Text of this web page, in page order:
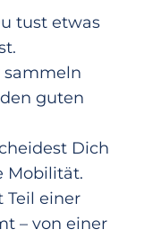
tust etwas
sammeln
guten
Dich
Mobilität.
Teil einer
– von einer